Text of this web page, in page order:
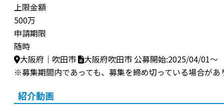
上限金額
500万
申請期限
随時
大阪府｜吹田市
大阪府吹田市 公募開始:2025/04/01～
※募集期間内であっても、募集を締め切っている場合があ
紹介動画